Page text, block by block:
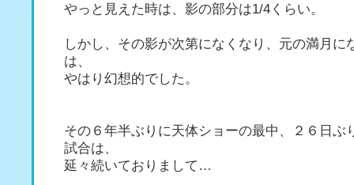
やっと見えた時は、影の部分は1/4くらい。
しかし、その影が次第になくなり、元の満月に
は、
やはり幻想的でした。
その６年半ぶりに天体ショーの最中、２６日ぶ
試合は、
延々続いておりまして…